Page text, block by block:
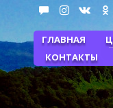
ГЛАВНАЯ
КОНТАКТЫ